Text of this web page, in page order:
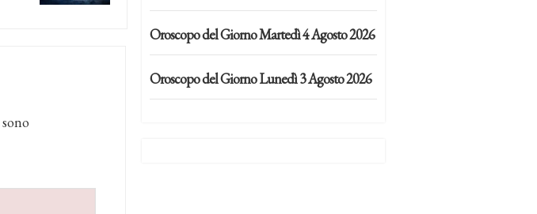
Oroscopo del Giorno Martedì 4 Agosto 2026
Oroscopo del Giorno Lunedì 3 Agosto 2026